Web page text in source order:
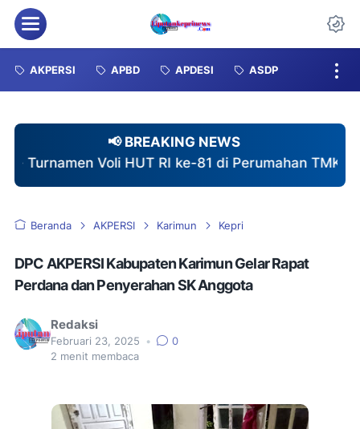
Menu
AKPERSI APBD APDESI ASDP
📢 BREAKING NEWS
Voli HUT RI ke-81 di Perumahan TMK Berlangsung
Beranda AKPERSI Karimun Kepri
DPC AKPERSI Kabupaten Karimun Gelar Rapat
Perdana dan Penyerahan SK Anggota
Redaksi
Februari 23, 2025 •
0
2 menit membaca